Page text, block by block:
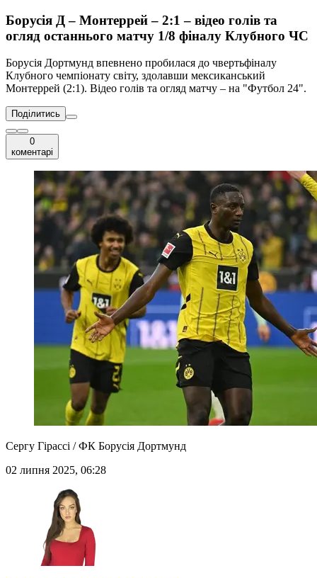
Борусія Д – Монтеррей – 2:1 – відео голів та
огляд останнього матчу 1/8 фіналу Клубного ЧС
Борусія Дортмунд впевнено пробилася до чвертьфіналу
Клубного чемпіонату світу, здолавши мексиканський
Монтеррей (2:1). Відео голів та огляд матчу – на "Футбол 24".
Поділитись
0
коментарі
Сергу Гірассі / ФК Борусія Дортмунд
02 липня 2025, 06:28